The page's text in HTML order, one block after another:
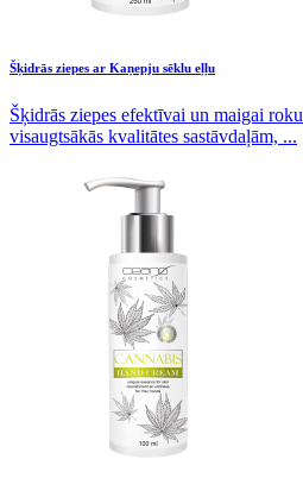
Šķidrās ziepes ar Kaņepju sēklu eļļu
Šķidrās ziepes efektīvai un maigai
visaugtsākās kvalitātes sastāvdaļām, ...